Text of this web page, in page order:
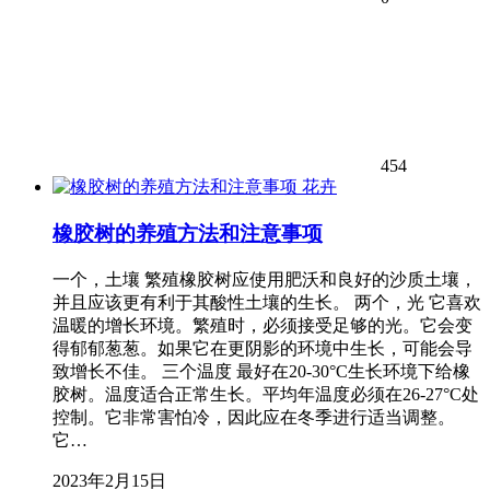
454
花卉
橡胶树的养殖方法和注意事项
一个，土壤 繁殖橡胶树应使用肥沃和良好的沙质土壤，
并且应该更有利于其酸性土壤的生长。 两个，光 它喜欢
温暖的增长环境。繁殖时，必须接受足够的光。它会变
得郁郁葱葱。如果它在更阴影的环境中生长，可能会导
致增长不佳。 三个温度 最好在20-30°C生长环境下给橡
胶树。温度适合正常生长。平均年温度必须在26-27°C处
控制。它非常害怕冷，因此应在冬季进行适当调整。
它…
2023年2月15日